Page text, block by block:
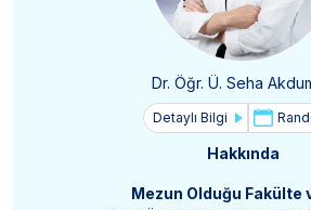
Dr. Öğr. Ü. Seha
Detaylı Bilgi
Hakkında
Mezun Olduğu Fakülte